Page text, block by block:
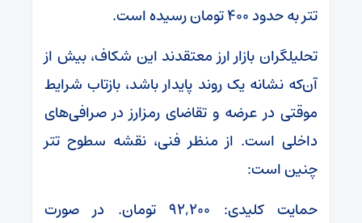
تتر به حدود ۴۰۰ تومان رسیده است.
تحلیلگران بازار ارز معتقدند این شکاف، بیش از
آن‌که نشانه یک روند پایدار باشد، بازتاب شرایط
موقتی در عرضه و تقاضای رمزارز در صرافی‌های
داخلی است. از منظر فنی، نقشه سطوح تتر
چنین است:
حمایت کلیدی: ۹۲,۲۰۰ تومان. در صورت